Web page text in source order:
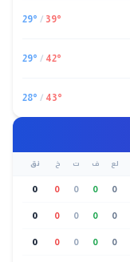
39°
/
29°
42°
/
29°
43°
/
28°
لع ف ت خ نق
0
0
0
0
0
0
0
0
0
0
0
0
0
0
0